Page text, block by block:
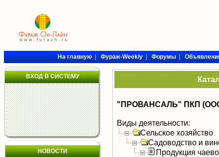
На главную|Фураж-Weekly|Форумы|
ВХОД В СИСТЕМУ
НОВОСТИ
"ПРОВАНСАЛЬ" ПКП
Виды деятельности:
Сельское хозяйство
Садоводство и
Продукция